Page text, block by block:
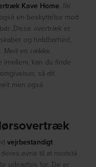
Kave Home, får
en beskyttelse mod
Disse overtræk er
og holdbarhed,
Med en række
kan du finde
så dit
men også
vejrbestandigt
evne til at modstå
udsættes for. De er